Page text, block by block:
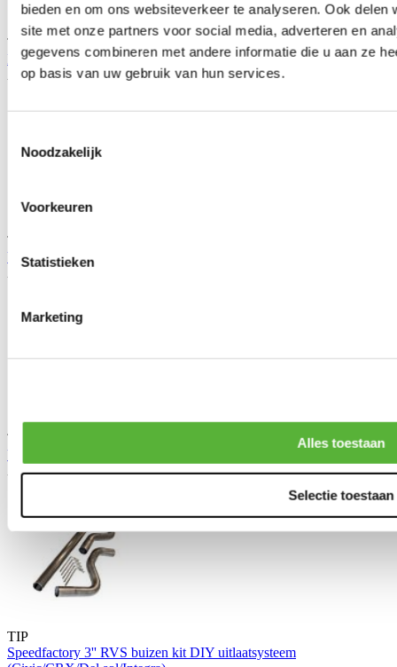
bieden en om ons websiteverkeer te analyseren. Ook
site met onze partners voor social media, adverteren en
gegevens combineren met andere informatie die u aan ze
op basis van uw gebruik van hun services.
Noodzakelijk
Voorkeuren
Statistieken
Marketing
Alles toestaan
Selectie toestaan
TIP
H-Gear Pro-Line RVS 2-bouts flens 3''/76mm (universeel)
Artikelcode: T-1540005
TIP
Vibrant ultra quiet RVS demper ovaal 3'' (universeel)
TIP
Vibrant RVS 3-bouts flens 3'' (universeel)
Artikelcode: VB-1483S
TIP
Speedfactory 3'' RVS buizen kit DIY uitlaatsysteem